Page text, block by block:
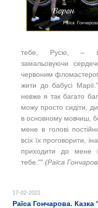
тебе, Русю, ‒
замальовуючи
червоним
жити до бабусі
невже я так багато
можу просто сидіти,
в основному мовчиш,
мене в голові
всіх їх проговорити,
приходити до мене
тебе. "" (Раїса
17-02-2021
Раїса Гончарова.